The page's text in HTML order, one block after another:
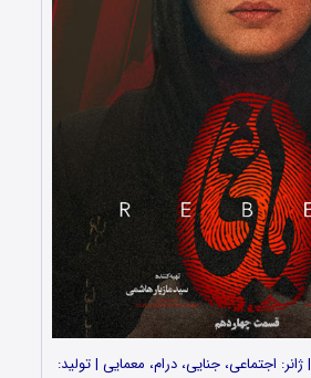
| ژانر: اجتماعی، جنایی، درام، معمایی | تولید: